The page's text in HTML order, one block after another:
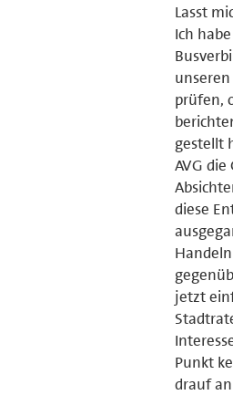
Lasst
Ich
prüfen,
gestellt
AVG
diese
jetzt
Punkt
drauf